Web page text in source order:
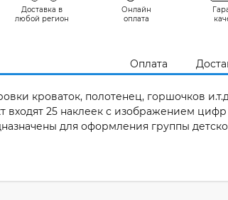
Доставка в
любой регион
Онлайн
оплата
Оплата
кроваток, полотенец, горшочков
входят 25 наклеек с изображением
для оформления группы